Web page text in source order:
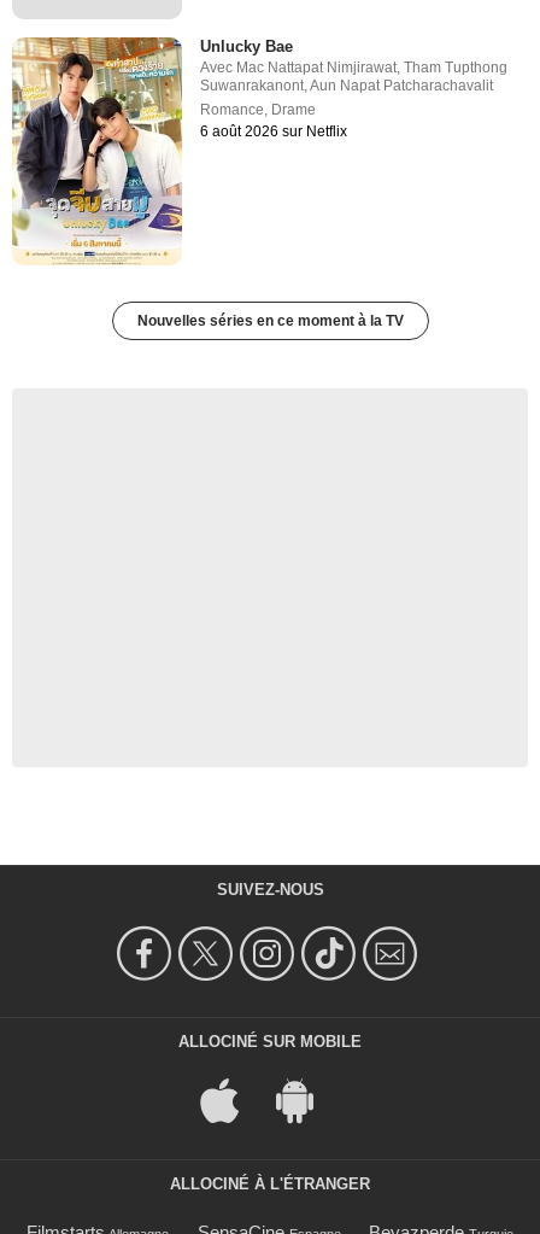
Unlucky Bae
Avec Mac Nattapat Nimjirawat,Tham Tupthong
Suwanrakanont,Aun Napat Patcharachavalit
Romance, Drame
6 août 2026 sur Netflix
Nouvelles séries en ce moment à la TV
SUIVEZ-NOUS
ALLOCINÉ SUR MOBILE
ALLOCINÉ À L'ÉTRANGER